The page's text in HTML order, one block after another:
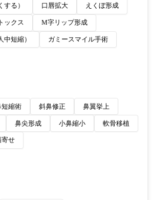
る） 口唇拡大 えくぼ形成
ックス M字リップ形成
短縮） ガミースマイル手術
短縮術 斜鼻修正 鼻翼挙上
鼻尖形成 小鼻縮小 軟骨移植
寄せ